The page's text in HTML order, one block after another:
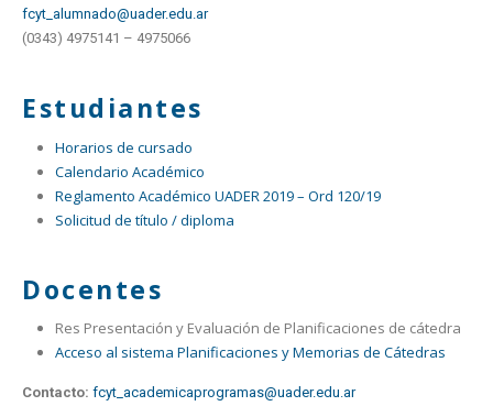
fcyt_alumnado@uader.edu.ar
(0343) 4975141 – 4975066
Estudiantes
Horarios de cursado
Calendario Académico
Reglamento Académico UADER 2019 – Ord 120/19
Solicitud de título / diploma
Docentes
Res Presentación y Evaluación de Planificaciones de cátedra
Acceso al sistema Planificaciones y Memorias de Cátedras
Contacto: fcyt_academicaprogramas@uader.edu.ar